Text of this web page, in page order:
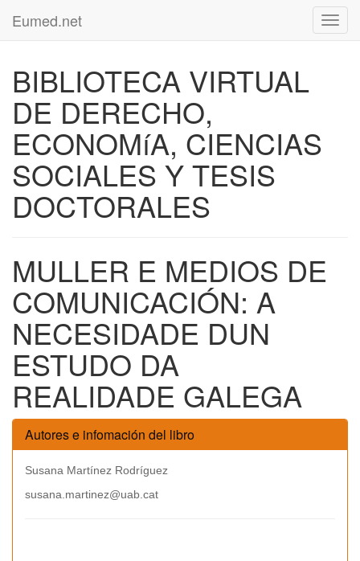
Eumed.net
BIBLIOTECA VIRTUAL
DE DERECHO,
ECONOMíA, CIENCIAS
SOCIALES Y TESIS
DOCTORALES
MULLER E MEDIOS DE
COMUNICACIÓN: A
NECESIDADE DUN
ESTUDO DA
REALIDADE GALEGA
Autores e infomación del libro
Susana Martínez Rodríguez
susana.martinez@uab.cat